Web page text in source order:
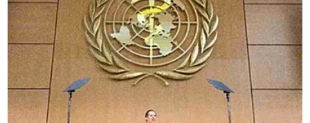
姿”公開に「パパ似」「じーじぃ似」の声
girlschannel.net
東尾理子、第3子つむぎちゃんの“うつ伏せ姿”公開に「パパ似」「じーじぃ
似」の声 うつ伏せの練習は助産師に来てもらったといい、「頭の形が絶壁
になってきてるので、それを直す為にも。左に向くのが得意で、右には動
かしにくそうにしていたのが、首肩ほぐしていただ...